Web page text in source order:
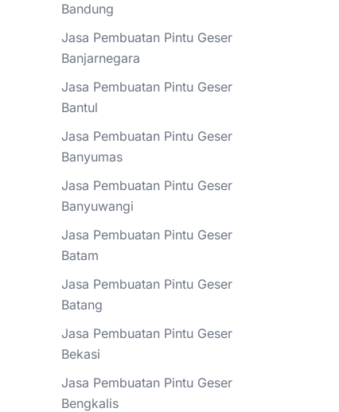
Bandung
Jasa Pembuatan Pintu Geser
Banjarnegara
Jasa Pembuatan Pintu Geser
Bantul
Jasa Pembuatan Pintu Geser
Banyumas
Jasa Pembuatan Pintu Geser
Banyuwangi
Jasa Pembuatan Pintu Geser
Batam
Jasa Pembuatan Pintu Geser
Batang
Jasa Pembuatan Pintu Geser
Bekasi
Jasa Pembuatan Pintu Geser
Bengkalis